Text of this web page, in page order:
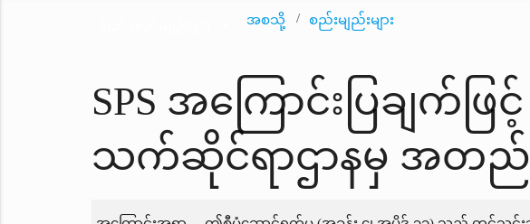
အစသို့ စည်းမျည်းများ
SPS အကြောင်းပြချက်
သက်ဆိုင်ရာဌာနမှ အတည်